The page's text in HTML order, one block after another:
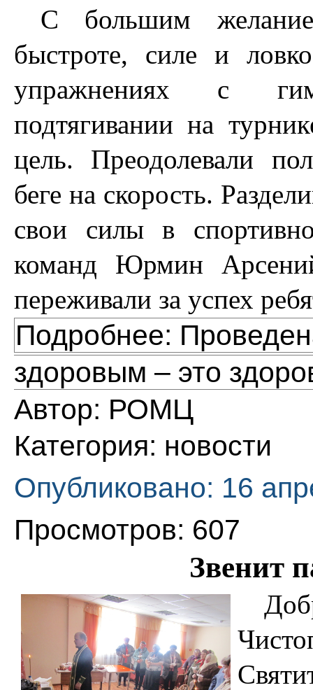
С большим
быстроте, силе и
упражнениях с
подтягивании на
цель. Преодолевали
беге на скорость.
свои силы в
команд Юрмин
переживали за успех
Подробнее:
здоровым – это
Автор: РОМЦ
Категория: новости
Опубликовано: 16
Просмотров: 607
Звенит